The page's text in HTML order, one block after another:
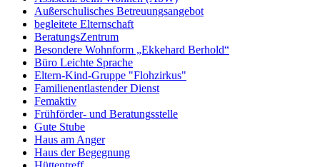
Außerschulisches Betreuungsangebot
begleitete Elternschaft
BeratungsZentrum
Besondere Wohnform „Ekkehard Berhold“​
Büro Leichte Sprache
Eltern-Kind-Gruppe "Flohzirkus"
Familienentlastender Dienst
Femaktiv
Frühförder- und Beratungsstelle
Gute Stube
Haus am Anger
Haus der Begegnung